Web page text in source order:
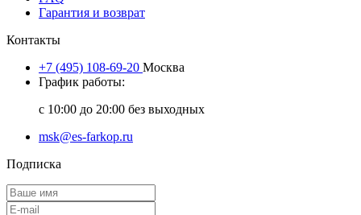
Гарантия и возврат
Контакты
+7 (495) 108-69-20 Москва
График работы:
с 10:00 до 20:00 без выходных
msk@es-farkop.ru
Подписка